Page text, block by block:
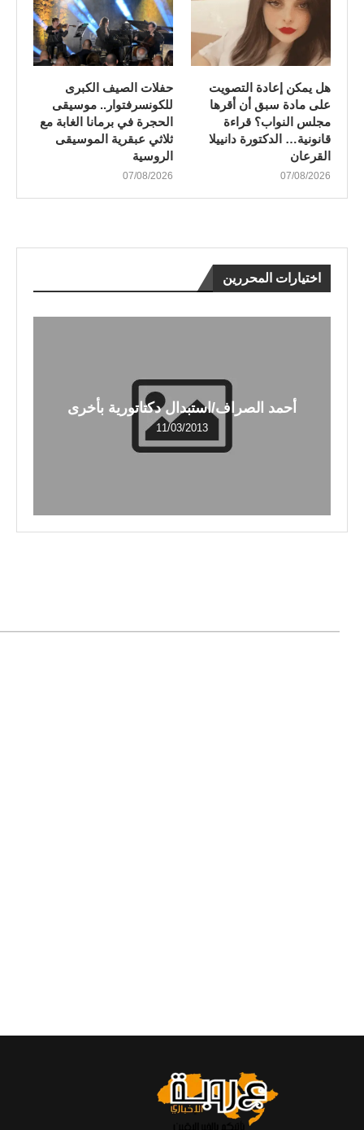
هل يمكن إعادة التصويت
على مادة سبق أن أقرها
مجلس النواب؟ قراءة
قانونية… الدكتورة دانييلا
القرعان
07/08/2026
​حفلات الصيف الكبرى
للكونسرفتوار.. موسيقى
الحجرة في برمانا الغابة مع
ثلاثي عبقرية الموسيقى
الروسية
07/08/2026
اختيارات المحررين
أحمد الصراف/استبدال دكتاتورية بأخرى
11/03/2013